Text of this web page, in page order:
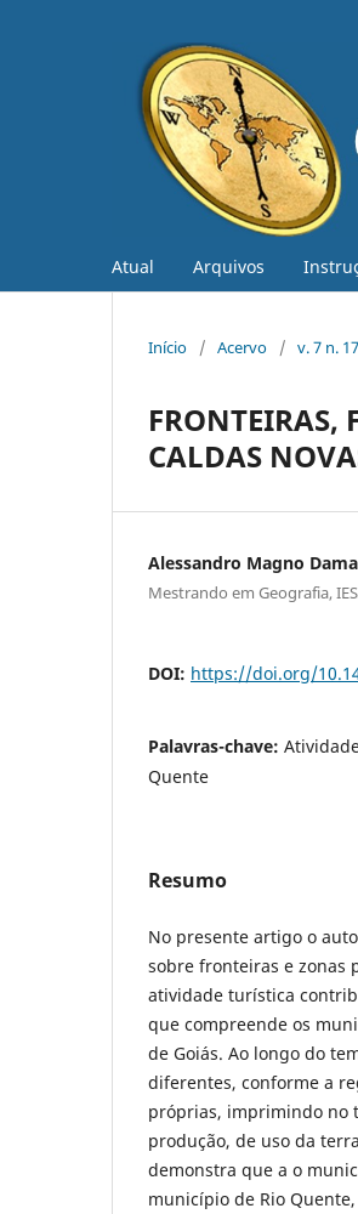
Atual Arquivos
Início / Acervo / v. 7 n.
FRONTEIRAS,
CALDAS
Alessandro Magno
Mestrando em Geografia,
DOI: https://doi.org/
Palavras-chave:
Quente
Resumo
No presente artigo o
sobre fronteiras e zonas
atividade turística
que compreende os
de Goiás. Ao longo do
diferentes, conforme a
próprias, imprimindo no
produção, de uso da
demonstra que a o
município de Rio